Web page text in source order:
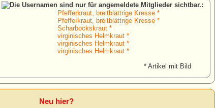
:
Pfefferkraut, breitblättrige Kresse *
Pfefferkraut, breitblättrige Kresse *
Scharbockskraut *
virginisches Helmkraut *
virginisches Helmkraut *
virginisches Helmkraut *
* Artikel mit Bild
Neu hier?